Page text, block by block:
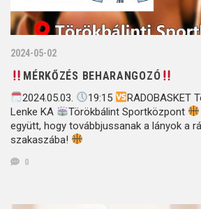
2024-05-02
MÉRKŐZÉS BEHARANGOZÓ
2024.05.03. 19:15
RADOBASKET
Lenke KA
Törökbálint Sportközpont
együtt, hogy továbbjussanak a lányok a
szakaszába!
0